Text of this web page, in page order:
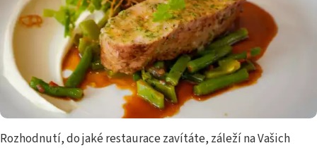
Rozhodnutí, do jaké restaurace zavítáte, záleží na Vašich